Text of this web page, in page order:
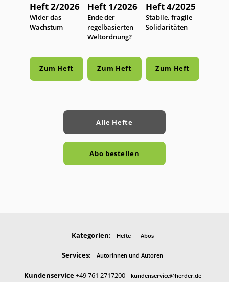
Heft 2/2026
:
Wider das
Wachstum
Zum Heft
Heft 1/2026
:
Ende der
regelbasierten
Weltordnung?
Zum Heft
Heft 4/2025
:
Stabile, fragile
Solidaritäten
Zum Heft
Alle Hefte
Abo bestellen
Kategorien: Hefte Abos
Services: Autorinnen und Autoren
Kundenservice+49 761 2717200 kundenservice@herder.de